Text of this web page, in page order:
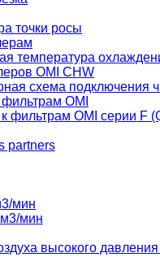
точки росы
температура
OMI CHW
схема подключения
OMI
фильтрам OMI серии F
partners
мин
мин
высокого